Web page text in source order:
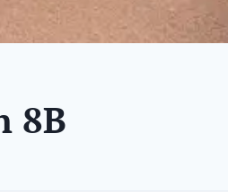
8B